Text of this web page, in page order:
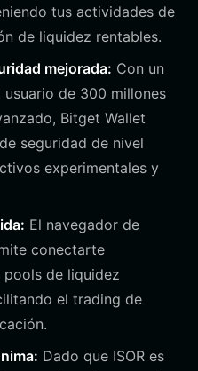
tus actividades de
de liquidez rentables.
mejorada: Con un
de 300 millones
Bitget Wallet
seguridad de nivel
experimentales y
El navegador de
conectarte
pools de liquidez
el trading de
Dado que ISOR es